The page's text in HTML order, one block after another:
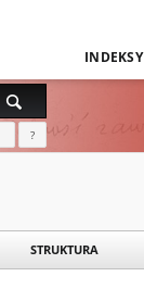
INDEKSY
?
STRUKTURA